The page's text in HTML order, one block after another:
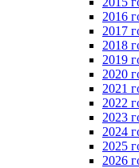
2016
2017
2018
2019
2020
2021
2022
2023
2024
2025
2026